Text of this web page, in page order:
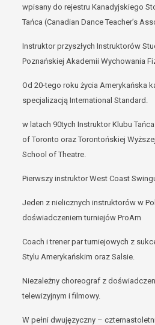
wpisany do rejestru Kanadyjskiego
Tańca (Canadian Dance Teacher’s
Instruktor przyszłych Instruktorów
Poznańskiej Akademii Wychowania
Od 20-tego roku życia Amerykańska
specjalizacją International Standard.
w latach 90tych Instruktor Klubu
of Toronto oraz Torontońskiej
School of Theatre.
Pierwszy instruktor West Coast
Jeden z nielicznych instruktorów w
doświadczeniem turniejów ProAm
Coach i trener par turniejowych z
Stylu Amerykańskim oraz Salsie.
Niezależny choreograf z
telewizyjnym i filmowy.
W pełni dwujęzyczny –